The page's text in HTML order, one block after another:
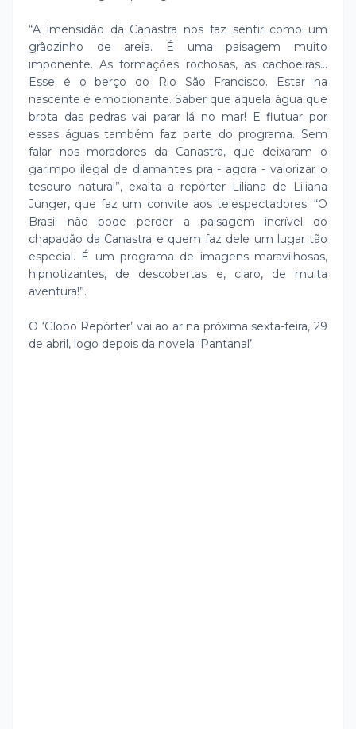
“A imensidão da Canastra nos faz sentir como um
grãozinho de areia. É uma paisagem muito
imponente. As formações rochosas, as cachoeiras...
Esse é o berço do Rio São Francisco. Estar na
nascente é emocionante. Saber que aquela água que
brota das pedras vai parar lá no mar! E flutuar por
essas águas também faz parte do programa. Sem
falar nos moradores da Canastra, que deixaram o
garimpo ilegal de diamantes pra - agora - valorizar o
tesouro natural”, exalta a repórter Liliana de Liliana
Junger, que faz um convite aos telespectadores: “O
Brasil não pode perder a paisagem incrível do
chapadão da Canastra e quem faz dele um lugar tão
especial. É um programa de imagens maravilhosas,
hipnotizantes, de descobertas e, claro, de muita
aventura!”.
O ‘Globo Repórter’ vai ao ar na próxima sexta-feira, 29
de abril, logo depois da novela ‘Pantanal’.